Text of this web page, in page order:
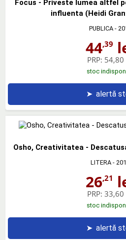
Focus - Priveste lumea altfel
influenta (Heidi
PUBLICA-
44,39
PRP: 54,80
stoc
➤ alertă
Osho, Creativitatea -
LITERA -
26,21
PRP: 33,60
stoc
➤ alertă